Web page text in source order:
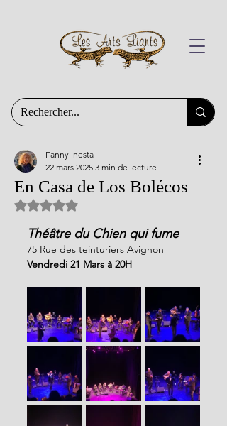
En Casa de Los Bolécos
Fanny Inesta
22 mars 2025 3 min de lecture
Noté NaN étoiles sur 5.
Théâtre du Chien qui fume
75 Rue des teinturiers Avignon
Vendredi 21 Mars à 20H